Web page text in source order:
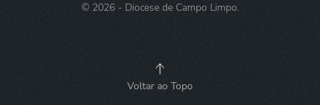
© 2026- Diocese de Campo Limpo.
Voltar ao Topo